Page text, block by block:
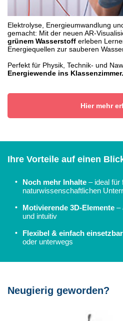
Elektrolyse, Energieumwandlung
gemacht: Mit der neuen AR-
grünem Wasserstoff erleben
Energiequellen zur sauberen
Perfekt für Physik, Technik- und
Energiewende ins Klassenzimmer.
Hier mehr
Ihre Vorteile auf einen
• Noch mehr Inhalte – ideal für
naturwissenschaftlichen
• Motivierende 3D-Elemente –
und intuitiv
• Flexibel & einfach einsetzbar
oder unterwegs
Neugierig geworden?